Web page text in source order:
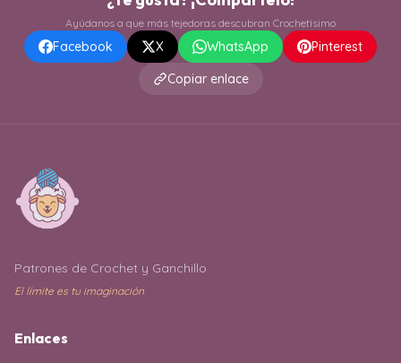
Ayúdanos a que más tejedoras descubran Crochetísimo
Facebook X WhatsApp
Pinterest
Copiar enlace
Patrones de Crochet y Ganchillo
El límite es tu imaginación
Enlaces